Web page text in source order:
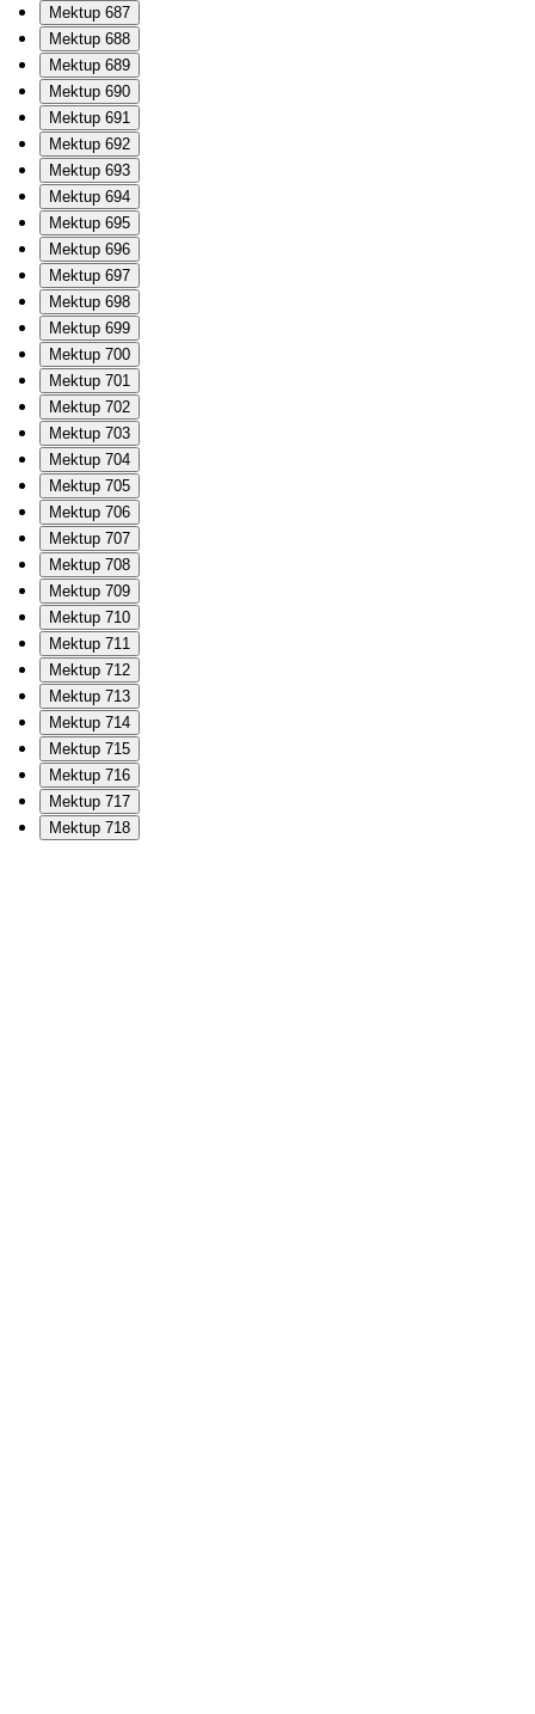
Mektup 687
Mektup 688
Mektup 689
Mektup 690
Mektup 691
Mektup 692
Mektup 693
Mektup 694
Mektup 695
Mektup 696
Mektup 697
Mektup 698
Mektup 699
Mektup 700
Mektup 701
Mektup 702
Mektup 703
Mektup 704
Mektup 705
Mektup 706
Mektup 707
Mektup 708
Mektup 709
Mektup 710
Mektup 711
Mektup 712
Mektup 713
Mektup 714
Mektup 715
Mektup 716
Mektup 717
Mektup 718